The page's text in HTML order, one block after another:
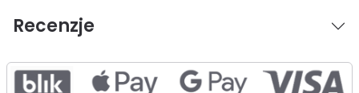
Recenzje